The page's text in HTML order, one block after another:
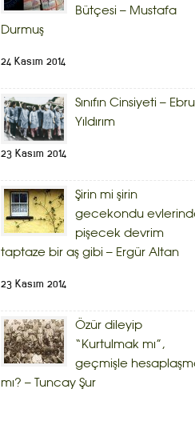
Bütçesi – Mustafa
Durmuş
24 Kasım 2014
Sınıfın Cinsiyeti – Ebru
Yıldırım
23 Kasım 2014
Şirin mi şirin
gecekondu
pişecek devrim
taptaze bir aş gibi – Ergür Altan
23 Kasım 2014
Özür dileyip
“Kurtulmak mı”,
geçmişle
mı? – Tuncay Şur